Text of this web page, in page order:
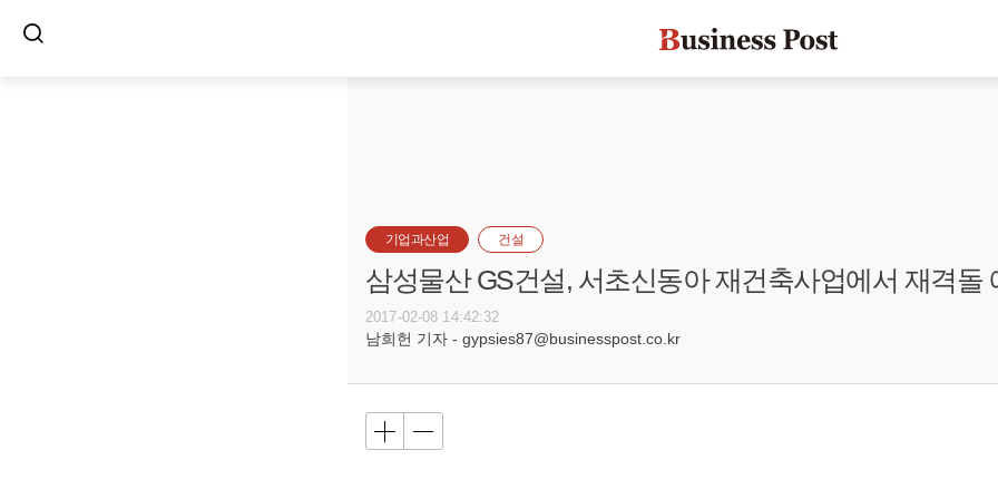
기업과산업 건설
삼성물산 GS건설, 서초신동아 재건축사업에서 재격돌
2017-02-08 14:42:32
남희헌 기자 - gypsies87@businesspost.co.kr